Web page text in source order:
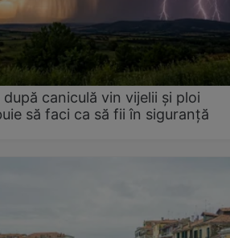
caniculă vin vijelii și ploi
să faci ca să fii în siguranță